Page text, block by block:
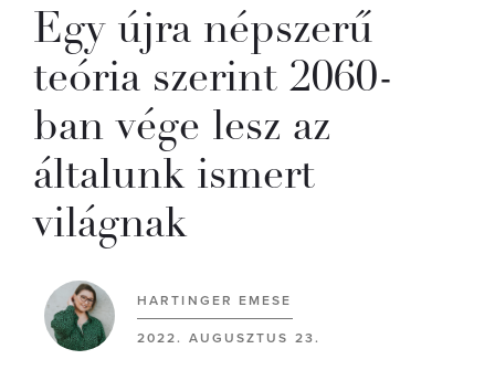
Egy újra népszerű
teória szerint 2060-
ban vége lesz az
általunk ismert
világnak
HARTINGER EMESE
2022. AUGUSZTUS 23.